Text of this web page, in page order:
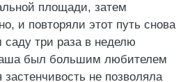
площади, затем
и повторяли этот путь снова
саду три раза в неделю
был большим любителем
не позволяла